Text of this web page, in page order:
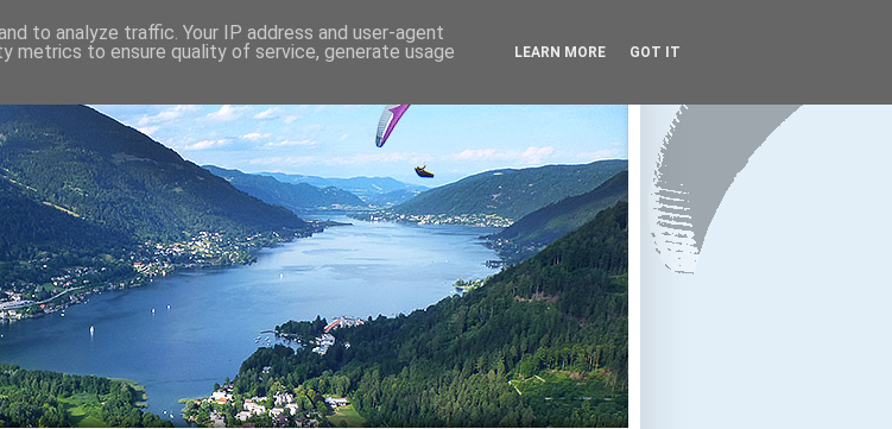
to analyze traffic. Your IP address and user-agent
metrics to ensure quality of service, generate usage
LEARN MORE GOT IT